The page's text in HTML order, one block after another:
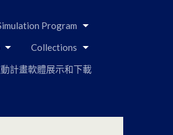
Program
Collections
計畫軟體展示和下載